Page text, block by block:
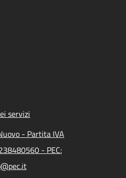
servizi
- Partita IVA
- PEC: